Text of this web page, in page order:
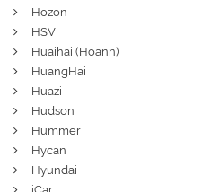
Hozon
HSV
Huaihai (Hoann)
HuangHai
Huazi
Hudson
Hummer
Hycan
Hyundai